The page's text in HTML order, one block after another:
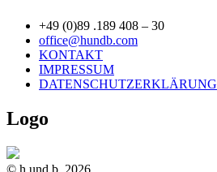
+49 (0)89 .189 408 – 30
office@hundb.com
KONTAKT
IMPRESSUM
DATENSCHUTZERKLÄRUNG
Logo
© h.und.b, 2026